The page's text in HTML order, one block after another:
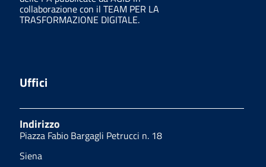
collaborazione con il TEAM PER LA
TRASFORMAZIONE DIGITALE.
Uffici
Indirizzo
Piazza Fabio Bargagli Petrucci n. 18
Siena